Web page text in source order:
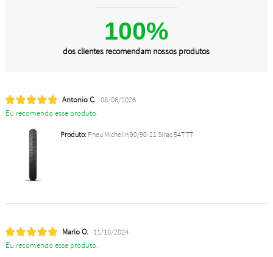
100%
dos clientes recomendam nossos produtos
Antonio C. 08/06/2026
Eu recomendo esse produto.
Produto:Pneu Michelin 90/90-21 Sirac 54T TT
Mario O. 11/10/2024
Eu recomendo esse produto.